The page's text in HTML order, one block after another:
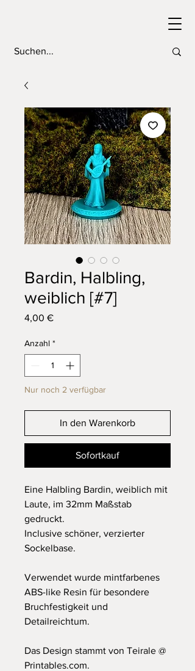
Bardin, Halbling,
weiblich [#7]
4,00 €Preis
Anzahl *
Nur noch 2 verfügbar
In den Warenkorb
Sofortkauf
Eine Halbling Bardin, weiblich mit
Laute, im 32mm Maßstab
gedruckt.
Inclusive schöner, verzierter
Sockelbase.
Verwendet wurde mintfarbenes
ABS-like Resin für besondere
Bruchfestigkeit und
Detailreichtum.
Das Design stammt von Teirale @
Printables.com.